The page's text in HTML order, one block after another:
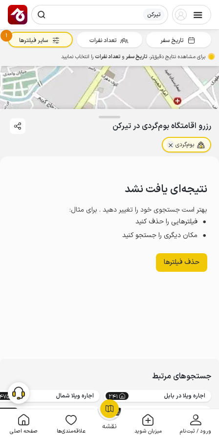
تیرکن
نقشه ورود / ثبت‌نام میزبان شوید علاقه‌مندی‌ها صفحه اصلی
OpenStreetMap
رزرو اقامتگاه بوم‌گردی در تیرکن
بوم‌گردی
نتیجه‌ای یافت نشد
بهتر است جستجوی خود را تغییر دهید . برای مثال:
فیلترهایی را حذف کنید
مکان دیگری را جستجو کنید
حذف فیلترها
جستجوهای مرتبط
اجاره ویلا در بابل 241 اجاره ویلا شمال
8
تاریخ سفر تعداد نفرات
1
سایر فیلترها
برای مشاهده نتایج دقیق‌تر، تاریخ سفرو تعداد نفراترا انتخاب نمایید